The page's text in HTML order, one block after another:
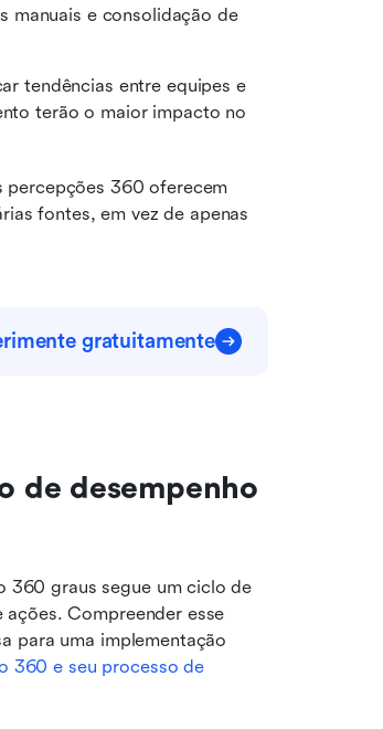
manuais e consolidação de
tendências entre equipes e
terão o maior impacto no
percepções 360 oferecem
fontes, em vez de apenas
gratuitamente
de desempenho
360 graus segue um ciclo de
Compreender esse
para uma implementação
360 e seu processo de